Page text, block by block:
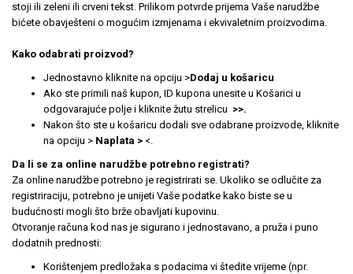
stoji ili zeleni ili crveni tekst. Prilikom potvrde prijema Vaše narudžbe
bićete obavješteni o mogućim izmjenama i ekvivaletnim proizvodima.
Kako odabrati proizvod?
Jednostavno kliknite na opciju >Dodaj u košaricu
Ako ste primili naš kupon, ID kupona unesite u Košarici u
odgovarajuće polje i kliknite žutu strelicu >>.
Nakon što ste u košaricu dodali sve odabrane proizvode, kliknite
na opciju > Naplata > <.
Da li se za online narudžbe potrebno registrati?
Za online narudžbe potrebno je registrirati se. Ukoliko se odlučite za
registriraciju, potrebno je unijeti Vaše podatke kako biste se u
budućnosti mogli što brže obavljati kupovinu.
Otvoranje računa kod nas je sigurano i jednostavano, a pruža i puno
dodatnih prednosti:
Korištenjem predložaka s podacima vi štedite vrijeme (npr.